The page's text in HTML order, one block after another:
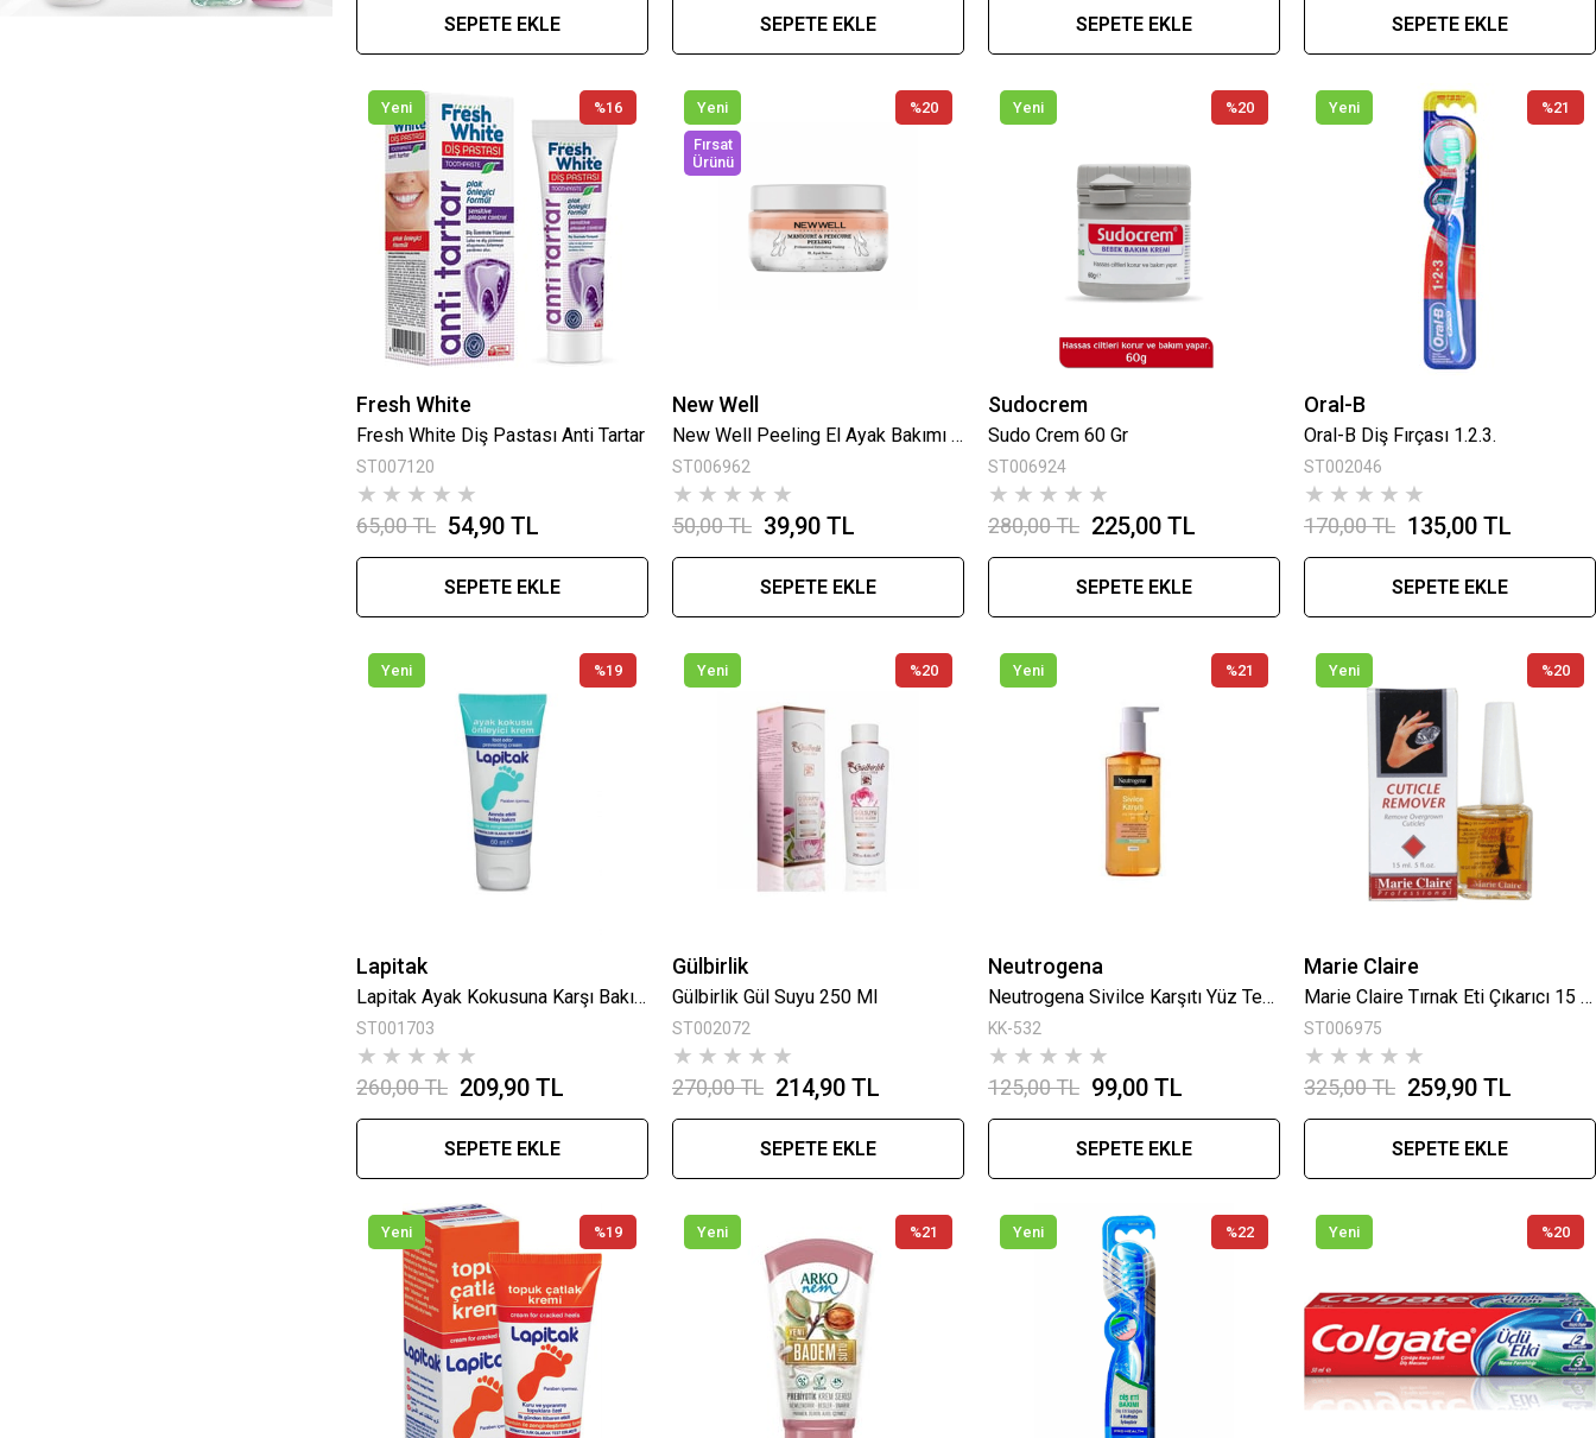
SEPETE EKLE SEPETE EKLE SEPETE EKLE SEPETE EKLE
%16
Yeni
Fresh White
Fresh White Diş Pastası Anti Tartar
ST007120
★ ★ ★ ★ ★
54,90 TL
65,00 TL
SEPETE EKLE
%20
Yeni
Fırsat
Ürünü
New Well
New Well Peeling El Ayak Bakımı 150 Ml
ST006962
★ ★ ★ ★ ★
39,90 TL
50,00 TL
SEPETE EKLE
%20
Yeni
Sudocrem
Sudo Crem 60 Gr
ST006924
★ ★ ★ ★ ★
225,00 TL
280,00 TL
SEPETE EKLE
%21
Yeni
Oral-B
Oral-B Diş Fırçası 1.2.3.
ST002046
★ ★ ★ ★ ★
135,00 TL
170,00 TL
SEPETE EKLE
%19
Yeni
Lapitak
Lapitak Ayak Kokusuna Karşı Bakım Kremi 60 Ml
ST001703
★ ★ ★ ★ ★
209,90 TL
260,00 TL
SEPETE EKLE
%20
Yeni
Gülbirlik
Gülbirlik Gül Suyu 250 Ml
ST002072
★ ★ ★ ★ ★
214,90 TL
270,00 TL
SEPETE EKLE
%21
Yeni
Neutrogena
Neutrogena Sivilce Karşıtı Yüz Temizleme Jeli 200 Ml
KK-532
★ ★ ★ ★ ★
99,00 TL
125,00 TL
SEPETE EKLE
%20
Yeni
Marie Claire
Marie Claire Tırnak Eti Çıkarıcı 15 Ml
ST006975
★ ★ ★ ★ ★
259,90 TL
325,00 TL
SEPETE EKLE
%19
Yeni %21
Yeni %22
Yeni %20
Yeni